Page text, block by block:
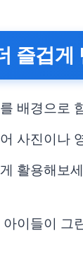
즐겁게
배경으로
사진이나
활용해보
이들이 그